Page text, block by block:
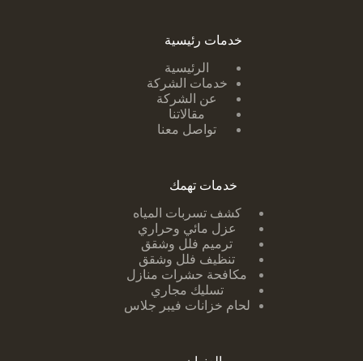
خدمات رئيسية
الرئيسية
خدمات الشركة
عن الشركة
مقالاتنا
تواصل معنا
خدمات تهمك
كشف تسربات ا لمياه
عزل مائي وحراري
ترميم فلل وشقق
تنظيف فلل وشقق
مكافحة حشرات منازل
تسليك مجاري
لحام خزانات فيبر جلاس